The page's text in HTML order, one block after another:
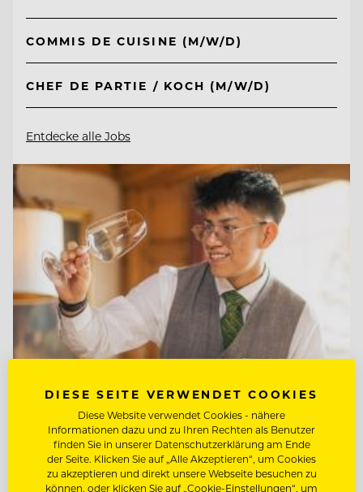
COMMIS DE CUISINE (M/W/D)
CHEF DE PARTIE / KOCH (M/W/D)
Entdecke alle Jobs
TOP ARBEITGEBER
Interalpen-Hotel Tyrol
DIESE SEITE VERWENDET COOKIES
Diese Website verwendet Cookies - nähere
Informationen dazu und zu Ihren Rechten als Benutzer
finden Sie in unserer Datenschutzerklärung am Ende
der Seite. Klicken Sie auf „Alle Akzeptieren“, um Cookies
zu akzeptieren und direkt unsere Webseite besuchen zu
können, oder klicken Sie auf „Cookie-Einstellungen“, um